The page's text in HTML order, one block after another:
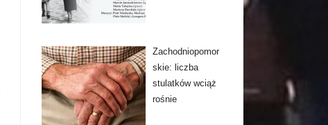
Zachodniopomor
skie: liczba
stulatków wciąż
rośnie